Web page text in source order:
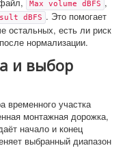
Max volume dBFS
dBFS . Это помогает
остальных, есть ли риск
нормализации.
и выбор
участка
монтажная дорожка,
начало и конец
выбранный диапазон